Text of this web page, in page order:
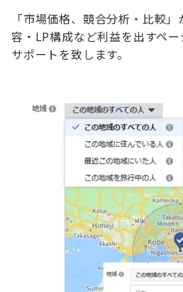
「市場価格、競合分析・比較
容・LP構成など利益を出すペ
サポートを致します。